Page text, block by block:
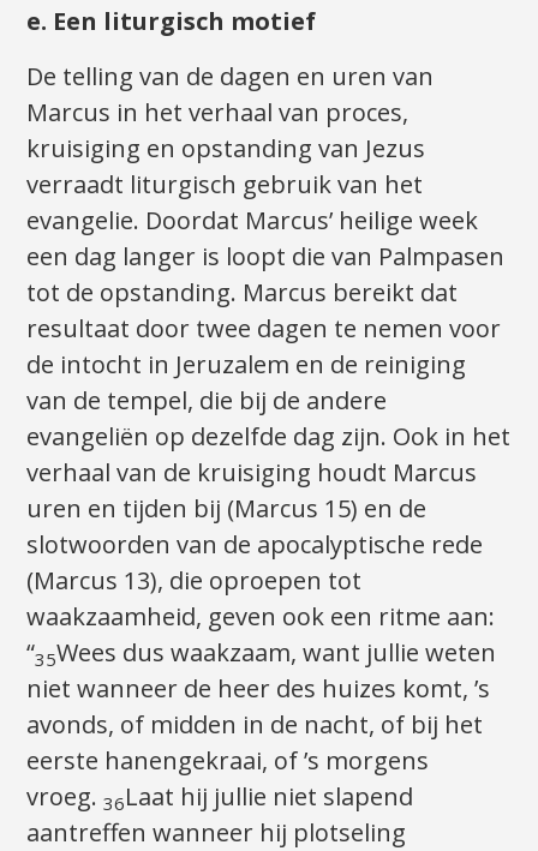
e. Een liturgisch motief
De telling van de dagen en uren van
Marcus in het verhaal van proces,
kruisiging en opstanding van Jezus
verraadt liturgisch gebruik van het
evangelie. Doordat Marcus’ heilige week
een dag langer is loopt die van Palmpasen
tot de opstanding. Marcus bereikt dat
resultaat door twee dagen te nemen voor
de intocht in Jeruzalem en de reiniging
van de tempel, die bij de andere
evangeliën op dezelfde dag zijn. Ook in het
verhaal van de kruisiging houdt Marcus
uren en tijden bij (Marcus 15) en de
slotwoorden van de apocalyptische rede
(Marcus 13), die oproepen tot
waakzaamheid, geven ook een ritme aan:
“35Wees dus waakzaam, want jullie weten
niet wanneer de heer des huizes komt, ’s
avonds, of midden in de nacht, of bij het
eerste hanengekraai, of ’s morgens
vroeg.36Laat hij jullie niet slapend
aantreffen wanneer hij plotseling